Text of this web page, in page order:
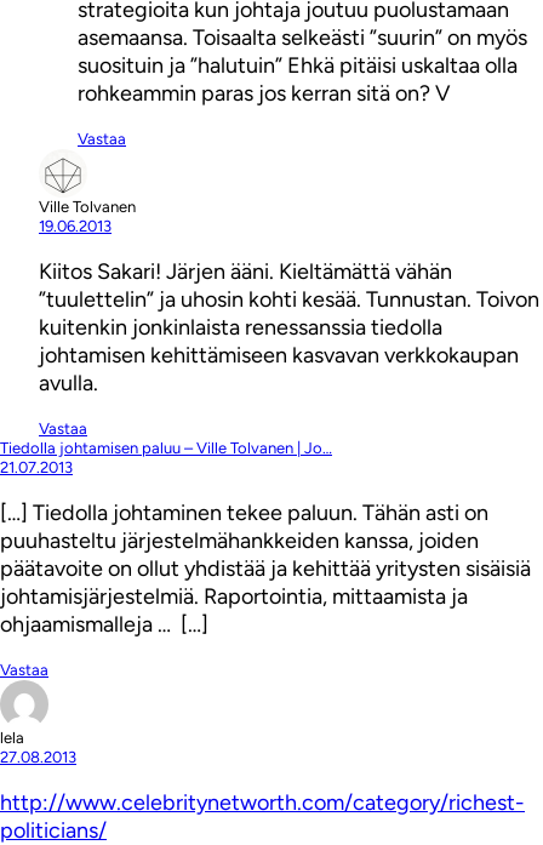
strategioita kun johtaja joutuu puolustamaan
asemaansa. Toisaalta selkeästi ”suurin” on myös
suosituin ja ”halutuin” Ehkä pitäisi uskaltaa olla
rohkeammin paras jos kerran sitä on? V
Vastaa
Ville Tolvanen
19.06.2013
Kiitos Sakari! Järjen ääni. Kieltämättä vähän
”tuulettelin” ja uhosin kohti kesää. Tunnustan. Toivon
kuitenkin jonkinlaista renessanssia tiedolla
johtamisen kehittämiseen kasvavan verkkokaupan
avulla.
Vastaa
Tiedolla johtamisen paluu – Ville Tolvanen | Jo…
21.07.2013
[…] Tiedolla johtaminen tekee paluun. Tähän asti on
puuhasteltu järjestelmähankkeiden kanssa, joiden
päätavoite on ollut yhdistää ja kehittää yritysten sisäisiä
johtamisjärjestelmiä. Raportointia, mittaamista ja
ohjaamismalleja … […]
Vastaa
lela
27.08.2013
http://www.celebritynetworth.com/category/richest-
politicians/